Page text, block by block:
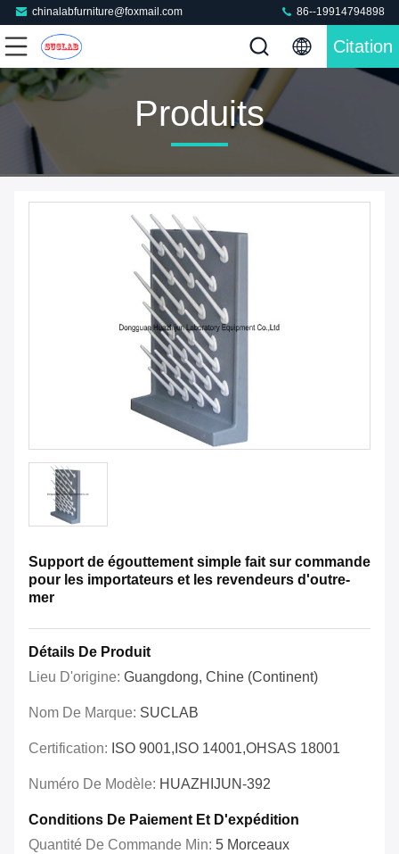
chinalabfurniture@foxmail.com 86--19914794898
Citation
Produits
Support de égouttement simple fait sur commande
pour les importateurs et les revendeurs d'outre-
mer
Détails De Produit
Lieu D'origine: Guangdong, Chine (continent)
Nom De Marque: SUCLAB
Certification: ISO 9001,ISO 14001,OHSAS 18001
Numéro De Modèle: HUAZHIJUN-392
Conditions De Paiement Et D'expédition
Quantité De Commande Min: 5 Morceaux